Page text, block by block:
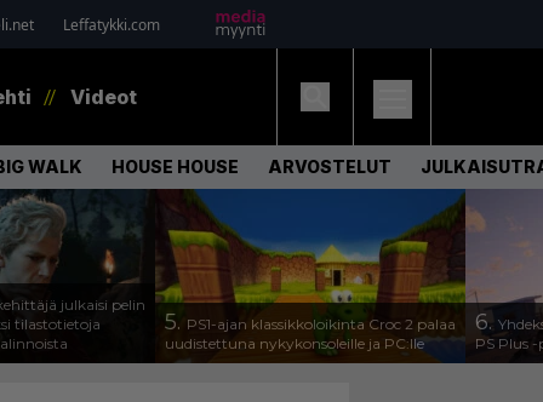
Leffatykki.com
Videot
WALK HOUSE HOUSE ARVOSTELUT
julkaisi pelin
tilastotietoja
5. PS1-ajan klassikkoloikinta Croc 2 palaa
uudistettuna nykykonsoleille ja PC:lle
6.
PS Plus